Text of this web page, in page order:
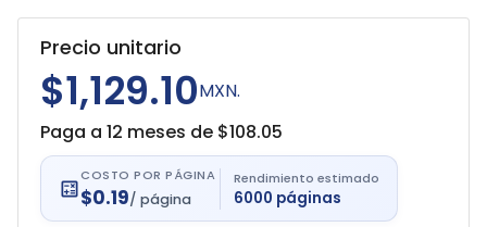
Precio unitario
$1,129.10MXN.
Paga a 12 meses de $108.05
COSTO POR PÁGINA
$0.19/ página
Rendimiento estimado
6000 páginas